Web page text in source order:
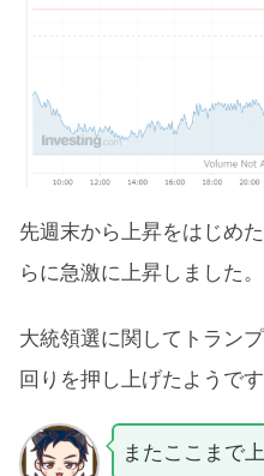
先週末から上昇をはじめ
らに急激に上昇しました。
大統領選に関してトラン
回りを押し上げたようです
またここまで